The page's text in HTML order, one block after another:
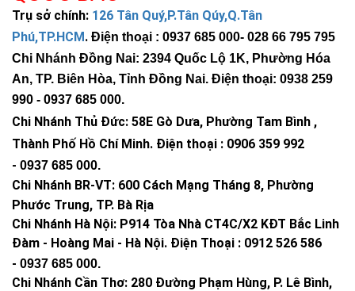
Trụ sở chính: 126 Tân Quý,P.Tân Qúy,Q.Tân
Phú,TP.HCM. Điện thoại : 0937 685 000- 028 66 795 795
Chi Nhánh Đồng Nai: 2394 Quốc Lộ 1K, Phường Hóa
An, TP. Biên Hòa, Tỉnh Đồng Nai. Điện thoại: 0938 259
990 - 0937 685 000.
Chi Nhánh Thủ Đức: 58E Gò Dưa, Phường Tam Bình ,
Thành Phố Hồ Chí Minh. Điện thoại : 0906 359 992
- 0937 685 000.
Chi Nhánh BR-VT: 600 Cách Mạng Tháng 8, Phường
Phước Trung, TP. Bà Rịa
Chi Nhánh Hà Nội: P914 Tòa Nhà CT4C/X2 KĐT Bắc Linh
Đàm - Hoàng Mai - Hà Nội. Điện Thoại : 0912 526 586
- 0937 685 000.
Chi Nhánh Cần Thơ: 280 Đường Phạm Hùng, P. Lê Bình,